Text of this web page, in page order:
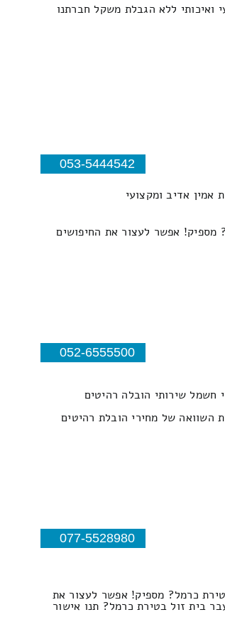
ואיכותי ללא הגבלת משקל חברתנו
053-5444542
אמין אדיב ומקצועי
מספיק! אפשר לעצור את החיפושים
052-6555500
חשמל שירותי הובלה רהיטים
השוואה של מחירי הובלת רהיטים
077-5528980
כרמל? מספיק! אפשר לעצור את
בית זול בטירת כרמל? תנו אישור